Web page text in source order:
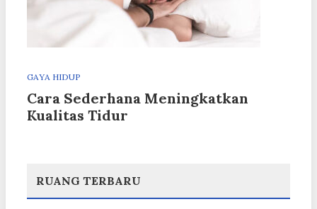
GAYA HIDUP
Cara Sederhana Meningkatkan
Kualitas Tidur
RUANG TERBARU